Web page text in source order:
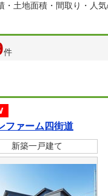
土地面積・間取り・人
件
ファーム四街道
新築一戸建て